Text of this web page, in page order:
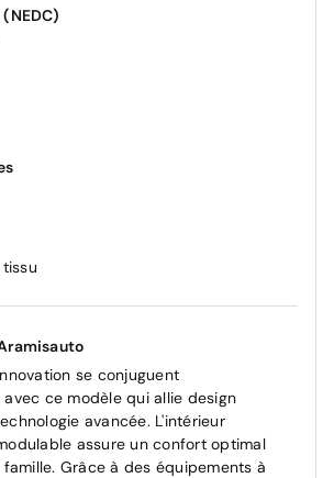
se conjuguent
ce modèle qui allie design
avancée. L'intérieur
assure un confort optimal
Grâce à des équipements à